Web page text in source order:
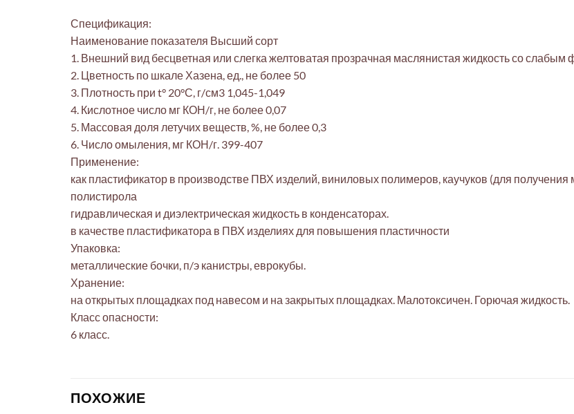
Спецификация:
Наименование показателя Высший сорт
1. Внешний вид бесцветная или слегка желтоватая прозрачная маслянистая жидкость со слабым
2. Цветность по шкале Хазена, ед., не более 50
3. Плотность при t° 20°С, г/см3 1,045-1,049
4. Кислотное число мг КОН/г, не более 0,07
5. Массовая доля летучих веществ, %, не более 0,3
6. Число омыления, мг КОН/г. 399-407
Применение:
как пластификатор в производстве ПВХ изделий, виниловых полимеров, каучуков (для
полистирола
гидравлическая и диэлектрическая жидкость в конденсаторах.
в качестве пластификатора в ПВХ изделиях для повышения пластичности
Упаковка:
металлические бочки, п/э канистры, еврокубы.
Хранение:
на открытых площадках под навесом и на закрытых площадках. Малотоксичен. Горючая жидкость.
Класс опасности:
6 класс.
ПОХОЖИЕ